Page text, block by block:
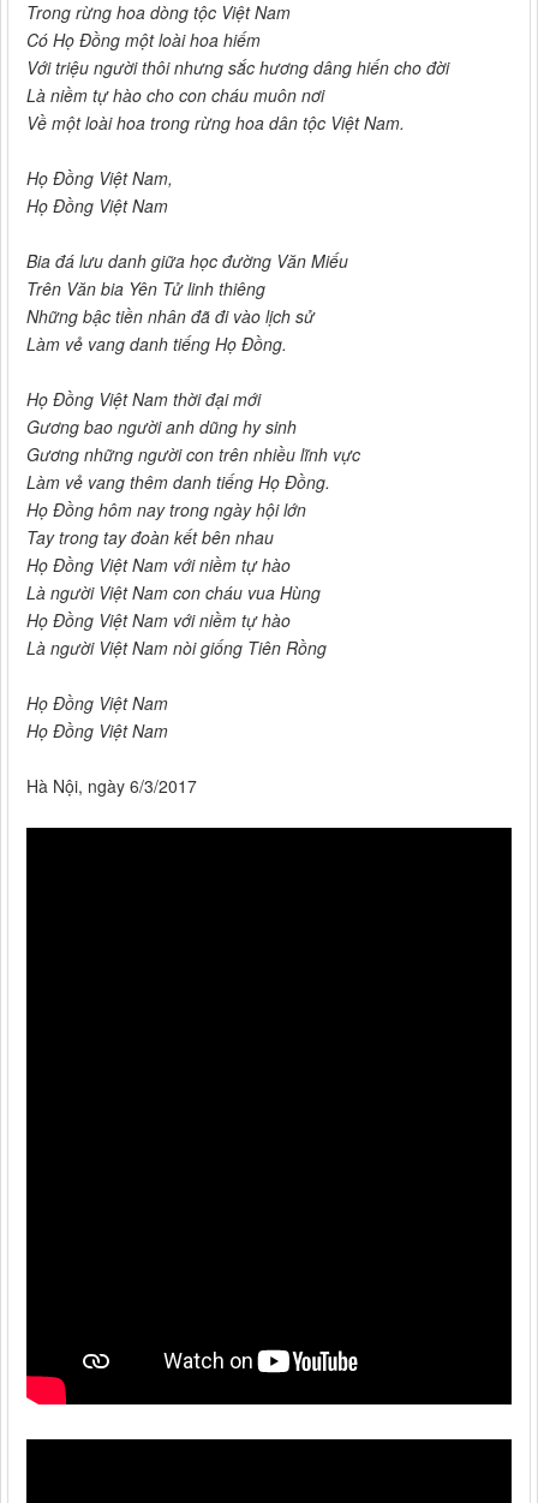
Trong rừng hoa dòng tộc Việt Nam
Có Họ Đồng một loài hoa hiếm
Với triệu người thôi nhưng sắc hương dâng hiến cho đời
Là niềm tự hào cho con cháu muôn nơi
Về một loài hoa trong rừng hoa dân tộc Việt Nam.
Họ Đồng Việt Nam,
Họ Đồng Việt Nam
Bia đá lưu danh giữa học đường Văn Miếu
Trên Văn bia Yên Tử linh thiêng
Những bậc tiền nhân đã đi vào lịch sử
Làm vẻ vang danh tiếng Họ Đồng.
Họ Đồng Việt Nam thời đại mới
Gương bao người anh dũng hy sinh
Gương những người con trên nhiều lĩnh vực
Làm vẻ vang thêm danh tiếng Họ Đồng.
Họ Đồng hôm nay trong ngày hội lớn
Tay trong tay đoàn kết bên nhau
Họ Đồng Việt Nam với niềm tự hào
Là người Việt Nam con cháu vua Hùng
Họ Đồng Việt Nam với niềm tự hào
Là người Việt Nam nòi giống Tiên Rồng
Họ Đồng Việt Nam
Họ Đồng Việt Nam
Hà Nội, ngày 6/3/2017